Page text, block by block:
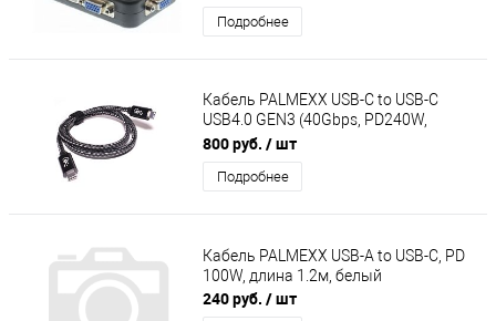
Подробнее
Кабель PALMEXX USB-C to USB-C
USB4.0 GEN3 (40Gbps, PD240W,
8K@60Hz), длина 1м
800 руб. / шт
Подробнее
Кабель PALMEXX USB-A to USB-C, PD
100W, длина 1.2м, белый
240 руб. / шт